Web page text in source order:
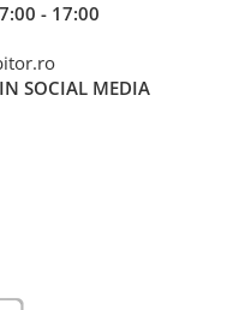
- 17:00
SOCIAL MEDIA